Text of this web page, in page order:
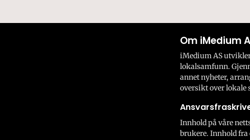
Om iMedium
iMedium AS
lokalsamfunn.
annet nyheter,
oversikt over lokale
Innhold på våre
brukere. Innhold fra